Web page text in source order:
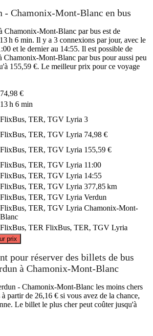
- Chamonix-Mont-Blanc en bus
Chamonix-Mont-Blanc par bus est de
h 6 min. Il y a 3 connexions par jour, avec le
et le dernier au 14:55. Il est possible de
Chamonix-Mont-Blanc par bus pour aussi peu
155,59 €. Le meilleur prix pour ce voyage
74,98 €
13 h 6 min
FlixBus, TER, TGV Lyria 3
FlixBus, TER, TGV Lyria 74,98 €
FlixBus, TER, TGV Lyria 155,59 €
FlixBus, TER, TGV Lyria 11:00
FlixBus, TER, TGV Lyria 14:55
FlixBus, TER, TGV Lyria 377,85 km
FlixBus, TER, TGV Lyria Verdun
FlixBus, TER, TGV Lyria Chamonix-Mont-
Blanc
FlixBus, TER FlixBus, TER, TGV Lyria
prix
©CARTO, ©OpenStreetMap contributors
pour réserver des billets de bus
à Chamonix-Mont-Blanc
- Chamonix-Mont-Blanc les moins chers
partir de 26,16 € si vous avez de la chance,
Le billet le plus cher peut coûter jusqu'à